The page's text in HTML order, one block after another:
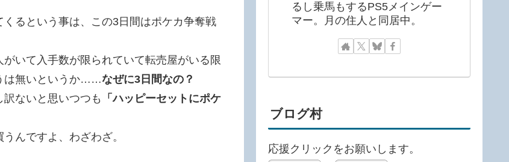
るという事は、この3日間はポケカ争奪戦
いて入手数が限られていて転売屋がいる限
は無いというか……なぜに3日間なの？
ないと思いつつも
「ハッピーセットにポケ
んですよ、わざわざ。
るし乗馬もするPS5メインゲー
マー。月の住人と同居中。
ブログ村
応援クリックをお願いします。